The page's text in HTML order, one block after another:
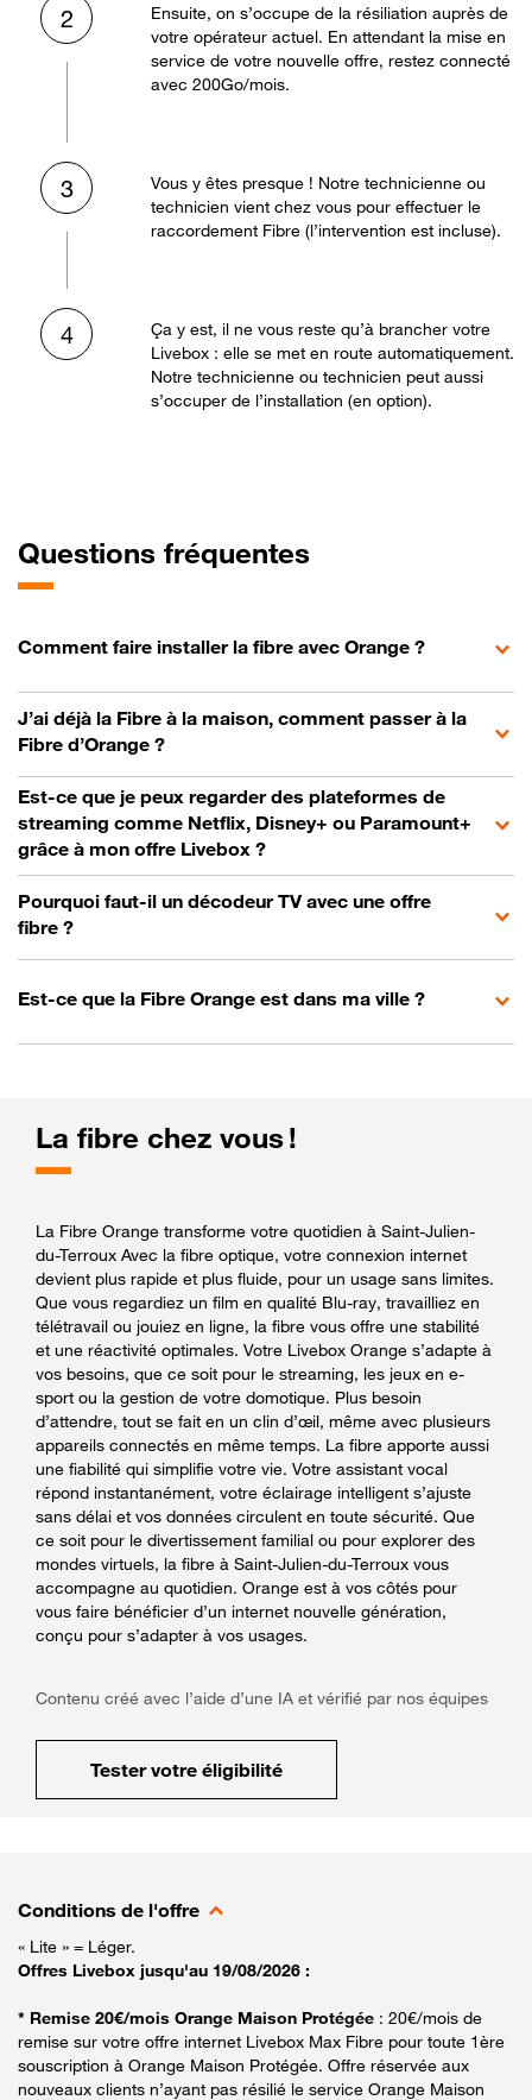
2
Ensuite, on s’occupe de la résiliation auprès de
votre opérateur actuel. En attendant la mise en
service de votre nouvelle offre, restez connecté
avec 200Go/mois.
3
Vous y êtes presque ! Notre technicienne ou
technicien vient chez vous pour effectuer le
raccordement Fibre (l’intervention est incluse).
4
Ça y est, il ne vous reste qu’à brancher votre
Livebox : elle se met en route automatiquement.
Notre technicienne ou technicien peut aussi
s’occuper de l’installation (en option).
Questions fréquentes
Comment faire installer la fibre avec Orange ?
J’ai déjà la Fibre à la maison, comment passer à la
Fibre d’Orange ?
Est-ce que je peux regarder des plateformes de
streaming comme Netflix, Disney+ ou Paramount+
grâce à mon offre Livebox ?
Pourquoi faut-il un décodeur TV avec une offre
fibre ?
Est-ce que la Fibre Orange est dans ma ville ?
La fibre chez vous !
La Fibre Orange transforme votre quotidien à Saint-Julien-
du-Terroux Avec la fibre optique, votre connexion internet
devient plus rapide et plus fluide, pour un usage sans limites.
Que vous regardiez un film en qualité Blu-ray, travailliez en
télétravail ou jouiez en ligne, la fibre vous offre une stabilité
et une réactivité optimales. Votre Livebox Orange s’adapte à
vos besoins, que ce soit pour le streaming, les jeux en e-
sport ou la gestion de votre domotique. Plus besoin
d’attendre, tout se fait en un clin d’œil, même avec plusieurs
appareils connectés en même temps. La fibre apporte aussi
une fiabilité qui simplifie votre vie. Votre assistant vocal
répond instantanément, votre éclairage intelligent s’ajuste
sans délai et vos données circulent en toute sécurité. Que
ce soit pour le divertissement familial ou pour explorer des
mondes virtuels, la fibre à Saint-Julien-du-Terroux vous
accompagne au quotidien. Orange est à vos côtés pour
vous faire bénéficier d’un internet nouvelle génération,
conçu pour s’adapter à vos usages.
Contenu créé avec l’aide d’une IA et vérifié par nos équipes
Tester votre éligibilité
Conditions de l'offre
« Lite » = Léger.
Offres Livebox jusqu'au 19/08/2026 :
* Remise 20€/mois Orange Maison Protégée : 20€/mois de
remise sur votre offre internet Livebox Max Fibre pour toute 1ère
souscription à Orange Maison Protégée. Offre réservée aux
nouveaux clients n’ayant pas résilié le service Orange Maison